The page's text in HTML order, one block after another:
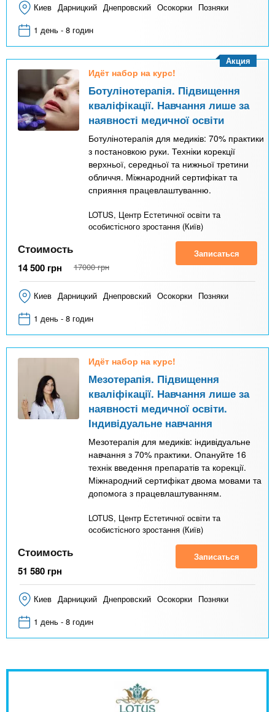
Киев Дарницкий Днепровский Осокорки Позняки
1 день - 8 годин
Идёт набор на курс!
Ботулінотерапія. Підвищення
кваліфікації. Навчання лише за
наявності медичної освіти
Ботулінотерапія для медиків: 70% практики
з постановкою руки. Техніки корекції
верхньої, середньої та нижньої третини
обличчя. Міжнародний сертифікат та
сприяння працевлаштуванню.
LOTUS, Центр Естетичної освіти та
особистісного зростання (Київ)
Акция
Стоимость
14 500 грн 17000 грн
Записаться
Киев Дарницкий Днепровский Осокорки Позняки
1 день - 8 годин
Идёт набор на курс!
Мезотерапія. Підвищення
кваліфікації. Навчання лише за
наявності медичної освіти.
Індивідуальне навчання
Мезотерапія для медиків: індивідуальне
навчання з 70% практики. Опануйте 16
технік введення препаратів та корекції.
Міжнародний сертифікат двома мовами та
допомога з працевлаштуванням.
LOTUS, Центр Естетичної освіти та
особистісного зростання (Київ)
Стоимость
51 580 грн
Записаться
Киев Дарницкий Днепровский Осокорки Позняки
1 день - 8 годин